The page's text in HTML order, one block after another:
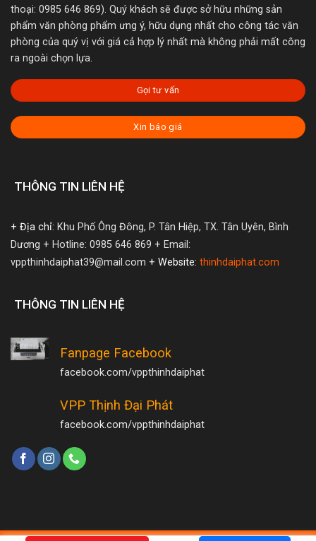
thoại: 0985 646 869). Quý khách sẽ được sở hữu những sản
phẩm văn phòng phẩm ưng ý, hữu dụng nhất cho công tác văn
phòng của quý vị với giá cả hợp lý nhất mà không phải mất công
ra ngoài chọn lựa.
Gọi tư vấn
Xin báo giá
THÔNG TIN LIÊN HỆ
+ Địa chỉ: Khu Phố Ông Đông, P. Tân Hiệp, TX. Tân Uyên, Bình
Dương + Hotline: 0985 646 869 + Email:
vppthinhdaiphat39@mail.com + Website: thinhdaiphat.com
THÔNG TIN LIÊN HỆ
Fanpage Facebook
facebook.com/vppthinhdaiphat
VPP Thịnh Đại Phát
facebook.com/vppthinhdaiphat